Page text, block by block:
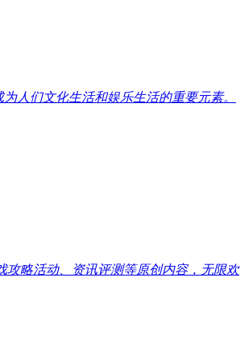
人们文化生活和娱乐生活的重要元素。
攻略活动、资讯评测等原创内容，无限欢